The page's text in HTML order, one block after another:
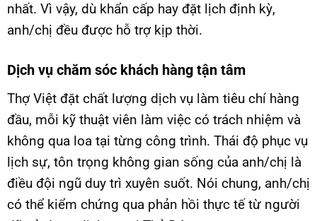
nhất. Vì vậy, dù khẩn cấp hay đặt lịch định kỳ,
anh/chị đều được hỗ trợ kịp thời.
Dịch vụ chăm sóc khách hàng tận tâm
Thợ Việt đặt chất lượng dịch vụ làm tiêu chí hàng
đầu, mỗi kỹ thuật viên làm việc có trách nhiệm và
không qua loa tại từng công trình. Thái độ phục vụ
lịch sự, tôn trọng không gian sống của anh/chị là
điều đội ngũ duy trì xuyên suốt. Nói chung, anh/chị
có thể kiểm chứng qua phản hồi thực tế từ người